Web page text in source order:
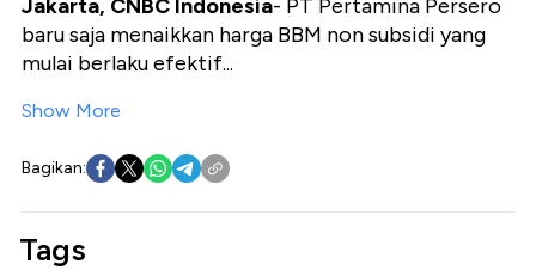
Jakarta, CNBC Indonesia- PT Pertamina Persero
baru saja menaikkan harga BBM non subsidi yang
mulai berlaku efektif...
Show More
Bagikan:
Tags